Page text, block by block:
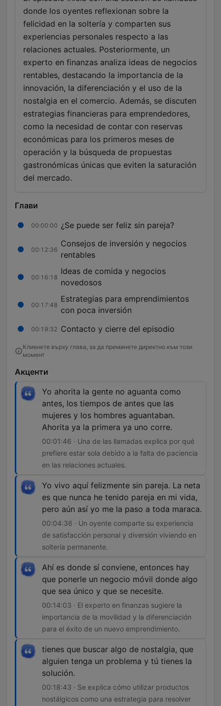
donde los oyentes reflexionan sobre la
felicidad en la soltería y comparten sus
experiencias personales respecto a las
relaciones actuales. Posteriormente, un
experto en finanzas analiza ideas de negocios
rentables, destacando la importancia de la
innovación, la diferenciación y el uso de la
nostalgia en el comercio. Además, se discuten
estrategias financieras para emprendedores,
como la necesidad de contar con reservas
económicas para los primeros meses de
operación y la búsqueda de propuestas
gastronómicas únicas que eviten la saturación
del mercado.
Глави
00:00:00 ¿Se puede ser feliz sin pareja?
00:12:36
Consejos de inversión y negocios
rentables
00:16:18
Ideas de comida y negocios
novedosos
00:17:48
Estrategias para emprendimientos
con poca inversión
00:19:32 Contacto y cierre del episodio
Кликнете върху глава, за да преминете директно към този
момент
Акценти
Yo ahorita la gente no aguanta como
antes, los tiempos de antes que las
mujeres y los hombres aguantaban.
Ahorita ya la primera ya uno corre.
00:01:46 · Una de las llamadas explica por qué
prefiere estar sola debido a la falta de paciencia
en las relaciones actuales.
Yo vivo aquí felizmente sin pareja. La neta
es que nunca he tenido pareja en mi vida,
pero aún así yo me la paso a toda maraca.
00:04:36 · Un oyente comparte su experiencia
de satisfacción personal y diversión viviendo en
soltería permanente.
Ahí es donde sí conviene, entonces hay
que ponerle un negocio móvil donde algo
que sea único y que se necesite.
00:14:03 · El experto en finanzas sugiere la
importancia de la movilidad y la diferenciación
para el éxito de un nuevo emprendimiento.
tienes que buscar algo de nostalgia, que
alguien tenga un problema y tú tienes la
solución.
00:18:43 · Se explica cómo utilizar productos
nostálgicos como una estrategia para resolver